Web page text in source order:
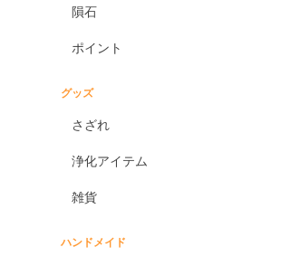
隕石
ポイント
グッズ
さざれ
浄化アイテム
雑貨
ハンドメイド